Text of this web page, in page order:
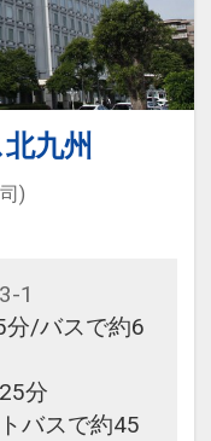
九州
)
1
分/バスで約6
分
バスで約45